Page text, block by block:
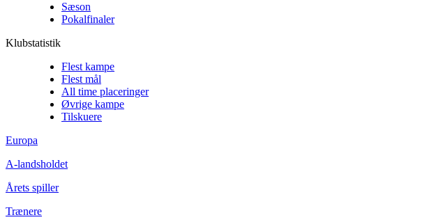
Sæson
Pokalfinaler
Klubstatistik
Flest kampe
Flest mål
All time placeringer
Øvrige kampe
Tilskuere
Europa
A-landsholdet
Årets spiller
Trænere